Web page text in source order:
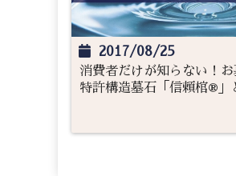
2017/08/25
消費者だけが知らない！
特許構造墓石「信頼棺®」